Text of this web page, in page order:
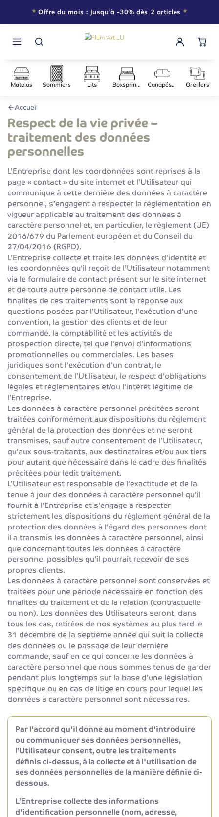
Offre du mois : Jusqu'à -30% dès 2 articles
Matelas
Accueil
Respect de la vie privée –
traitement des données
personnelles
L’Entreprise dont les coordonnées sont reprises à la
page « contact » du site internet et l’Utilisateur qui
communique à cette dernière des données à caractère
personnel, s’engagent à respecter la réglementation en
vigueur applicable au traitement des données à
caractère personnel et, en particulier, le règlement (UE)
2016/679 du Parlement européen et du Conseil du
27/04/2016 (RGPD).
L’Entreprise collecte et traite les données d'identité et
les coordonnées qu'il reçoit de l’Utilisateur notamment
via le formulaire de contact présent sur le site internet
et de toute autre personne de contact utile. Les
finalités de ces traitements sont la réponse aux
questions posées par l’Utilisateur, l'exécution d’une
convention, la gestion des clients et de leur
commande, la comptabilité et les activités de
prospection directe, tel que l'envoi d'informations
promotionnelles ou commerciales. Les bases
juridiques sont l'exécution d'un contrat, le
consentement de l’Utilisateur, le respect d'obligations
légales et réglementaires et/ou l'intérêt légitime de
l’Entreprise.
Les données à caractère personnel précitées seront
traitées conformément aux dispositions du règlement
général de la protection des données et ne seront
transmises, sauf autre consentement de l’Utilisateur,
qu'aux sous-traitants, aux destinataires et/ou aux tiers
pour autant que nécessaire dans le cadre des finalités
précitées pour ledit traitement.
L’Utilisateur est responsable de l'exactitude et de la
tenue à jour des données à caractère personnel qu'il
fournit à l’Entreprise et s'engage à respecter
strictement les dispositions du règlement général de la
protection des données à l'égard des personnes dont
il a transmis les données à caractère personnel, ainsi
que concernant toutes les données à caractère
personnel possibles qu'il pourrait recevoir de ses
propres clients.
Les données à caractère personnel sont conservées et
traitées pour une période nécessaire en fonction des
finalités du traitement et de la relation (contractuelle
ou non). Les données des Utilisateurs seront, dans
tous les cas, retirées de nos systèmes au plus tard le
31 décembre de la septième année qui suit la collecte
des données ou le passage de leur dernière
commande, sauf en ce qui concerne les données à
caractère personnel que nous sommes tenus de garder
pendant plus longtemps sur la base d’une législation
spécifique ou en cas de litige en cours pour lequel les
données à caractère personnel sont nécessaires.
Par l'accord qu'il donne au moment d'introduire
ou communiquer ses données personnelles,
l’Utilisateur consent, outre les traitements
définis ci-dessus, à la collecte et à l'utilisation de
ses données personnelles de la manière définie ci-
dessous.
L’Entreprise collecte des informations
d'identification personnelle (nom, adresse,